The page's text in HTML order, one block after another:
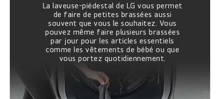
La laveuse-piédestal de LG vous permet
de faire de petites brassées aussi
souvent que vous le souhaitez. Vous
pouvez même faire plusieurs brassées
par jour pour les articles essentiels
comme les vêtements de bébé ou que
vous portez quotidiennement.